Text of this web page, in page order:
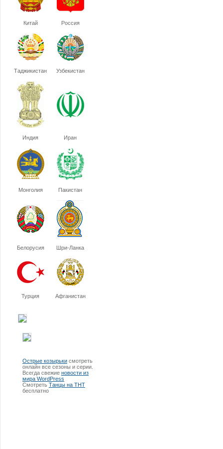
Китай Россия
Таджикистан Узбекистан
Индия Иран
Монголия Пакистан
Белорусия Шри-Ланка
Турция Афганистан
Острые козырьки смотреть
онлайн все сезоны и серии.
Всегда свежие новости из
мира WordPress
Смотреть Танцы на ТНТ
бесплатно